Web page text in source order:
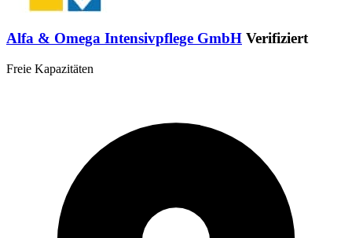
Alfa & Omega Intensivpflege GmbH Verifiziert
Freie Kapazitäten